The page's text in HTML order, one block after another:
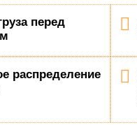
перед
распределение